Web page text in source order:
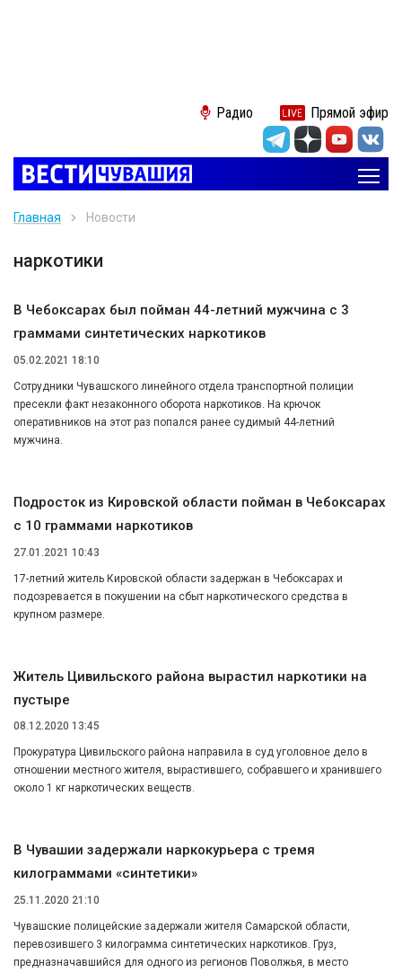
Радио Прямой эфир
Главная Новости
наркотики
В Чебоксарах был пойман 44-летний мужчина с 3
граммами синтетических наркотиков
05.02.2021 18:10
Сотрудники Чувашского линейного отдела транспортной полиции
пресекли факт незаконного оборота наркотиков. На крючок
оперативников на этот раз попался ранее судимый 44-летний
мужчина.
Подросток из Кировской области пойман в Чебоксарах
с 10 граммами наркотиков
27.01.2021 10:43
17-летний житель Кировской области задержан в Чебоксарах и
подозревается в покушении на сбыт наркотического средства в
крупном размере.
Житель Цивильского района вырастил наркотики на
пустыре
08.12.2020 13:45
Прокуратура Цивильского района направила в суд уголовное дело в
отношении местного жителя, вырастившего, собравшего и хранившего
около 1 кг наркотических веществ.
В Чувашии задержали наркокурьера с тремя
килограммами «синтетики»
25.11.2020 21:10
Чувашские полицейские задержали жителя Самарской области,
перевозившего 3 килограмма синтетических наркотиков. Груз,
предназначавшийся для одного из регионов Поволжья, в место